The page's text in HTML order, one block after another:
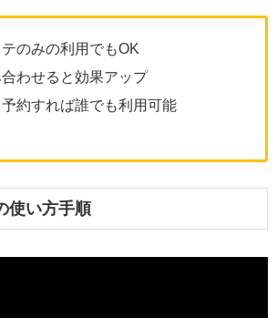
のみの利用でもOK
わせると効果アップ
約すれば誰でも利用可能
使い方手順